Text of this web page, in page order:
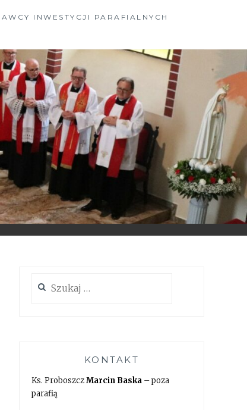
INWESTYCJI PARAFIALNYCH
KONTAKT
Ks. ProboszczMarcin Baska – poza
parafią